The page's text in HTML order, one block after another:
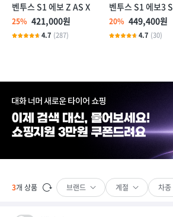
벤투스 S1 에보 Z AS X
25% 421,000원
4.7 (287)
벤투스 S1 에보3
20% 449,400원
4.7 (30)
3개 상품 브랜드 계절 차종